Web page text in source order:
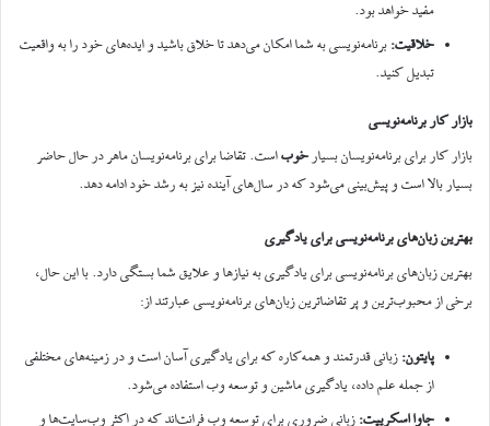
مفید خواهد بود.
خلاقیت: برنامه‌نویسی به شما امکان می‌دهد تا خلاق باشید و ایده‌های خود را به واقعیت
تبدیل کنید.
بازار کار برنامه‌نویسی
بازار کار برای برنامه‌نویسان بسیار خوباست. تقاضا برای برنامه‌نویسان ماهر در حال حاضر
بسیار بالا است و پیش‌بینی می‌شود که در سال‌های آینده نیز به رشد خود ادامه دهد.
بهترین زبان‌های برنامه‌نویسی برای یادگیری
بهترین زبان‌های برنامه‌نویسی برای یادگیری به نیازها و علایق شما بستگی دارد. با این حال،
برخی از محبوب‌ترین و پر تقاضاترین زبان‌های برنامه‌نویسی عبارتند از:
پایتون: زبانی قدرتمند و همه‌کاره که برای یادگیری آسان است و در زمینه‌های مختلفی
از جمله علم داده، یادگیری ماشین و توسعه وب استفاده می‌شود.
جاوا اسکریپت: زبانی ضروری برای توسعه وب فرانت‌اند که در اکثر وب‌سایت‌ها و